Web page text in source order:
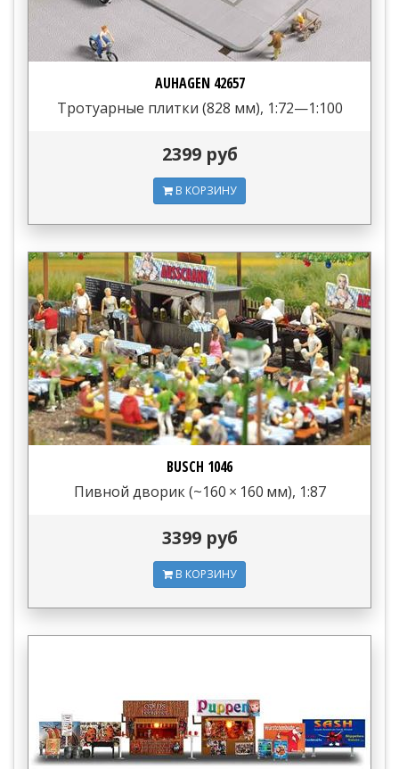
AUHAGEN 42657
Тротуарные плитки (828 мм), 1:72—1:100
2399 руб
В КОРЗИНУ
BUSCH 1046
Пивной дворик (~160 × 160 мм), 1:87
3399 руб
В КОРЗИНУ